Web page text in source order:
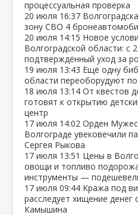
процессуальная проверка
20 июля 16:37
зону СВО 4
20 июля 14:15 Новое
Волгоградской области: с
подтверждённый уход за
19 июля 13:43 Ещё одну
области переоборудуют
18 июля 13:14 От квестов
готовят к открытию
центр
17 июля 14:02 Орден
Волгограде увековечили
Сергея Рыкова
17 июля 13:51 Цены в
овощи и топливо
инструменты —
17 июля 09:44 Кража под
расследует хищение
Камышина